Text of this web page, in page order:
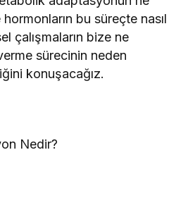
bu süreçte nasıl
çalışmaların bize ne
sürecinin neden
konuşacağız.
Nedir?